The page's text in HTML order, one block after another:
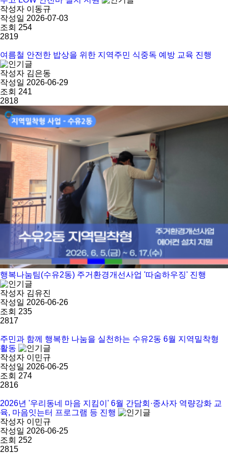
작성자 이동규
작성일 2026-07-03
조회 254
2819
여름철 안전한 밥상을 위한 지역주민 식중독 예방 교육 진행
작성자 김은동
작성일 2026-06-29
조회 241
2818
행복나눔팀(수유2동) 주거환경개선사업 '따숨하우징' 진행
작성자 김유진
작성일 2026-06-26
조회 235
2817
주민과 함께 행복한 나눔을 실천하는 수유2동 6월 지역밀착형
활동
작성자 이민규
작성일 2026-06-25
조회 274
2816
2026년 '우리동네 마음 지킴이' 6월 간담회·종사자 역량강화 교
육, 마음잇는터 프로그램 등 진행
작성자 이민규
작성일 2026-06-25
조회 252
2815